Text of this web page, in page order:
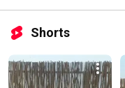
Shorts